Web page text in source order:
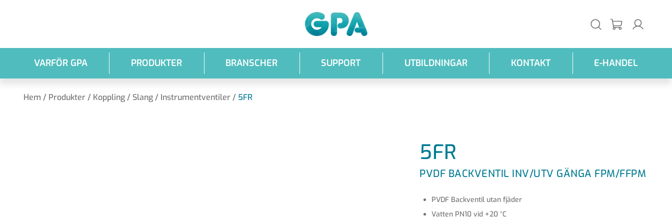
VARFÖR GPA PRODUKTER BRANSCHER SUPPORT UTBILDNINGAR KONTAKT E-HANDEL
Hem / Produkter / Koppling / Slang / Instrumentventiler / 5FR
5FR
PVDF BACKVENTIL INV/UTV GÄNGA FPM/FFPM
PVDF Backventil utan fjäder
Vatten PN10 vid +20 °C